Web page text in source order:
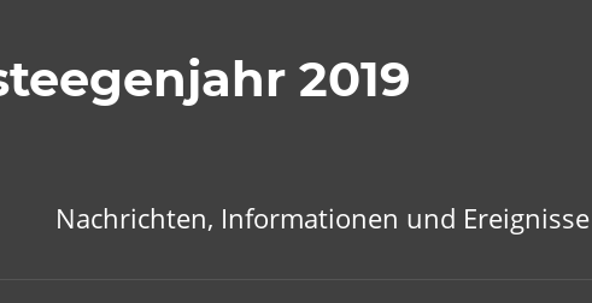
2019
Nachrichten, Informationen und